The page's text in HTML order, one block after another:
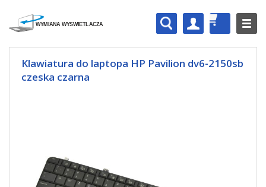
Klawiatura do laptopa HP Pavilion dv6-2150sb
czeska czarna